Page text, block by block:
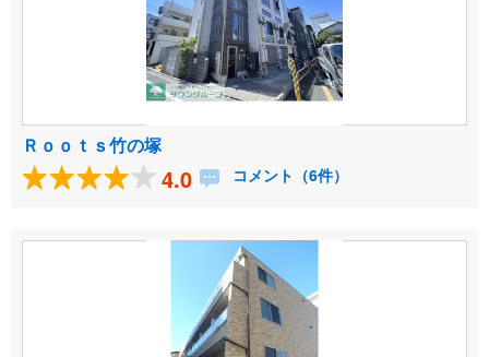
Ｒｏｏｔｓ竹の塚
4.0 コメント（6件）